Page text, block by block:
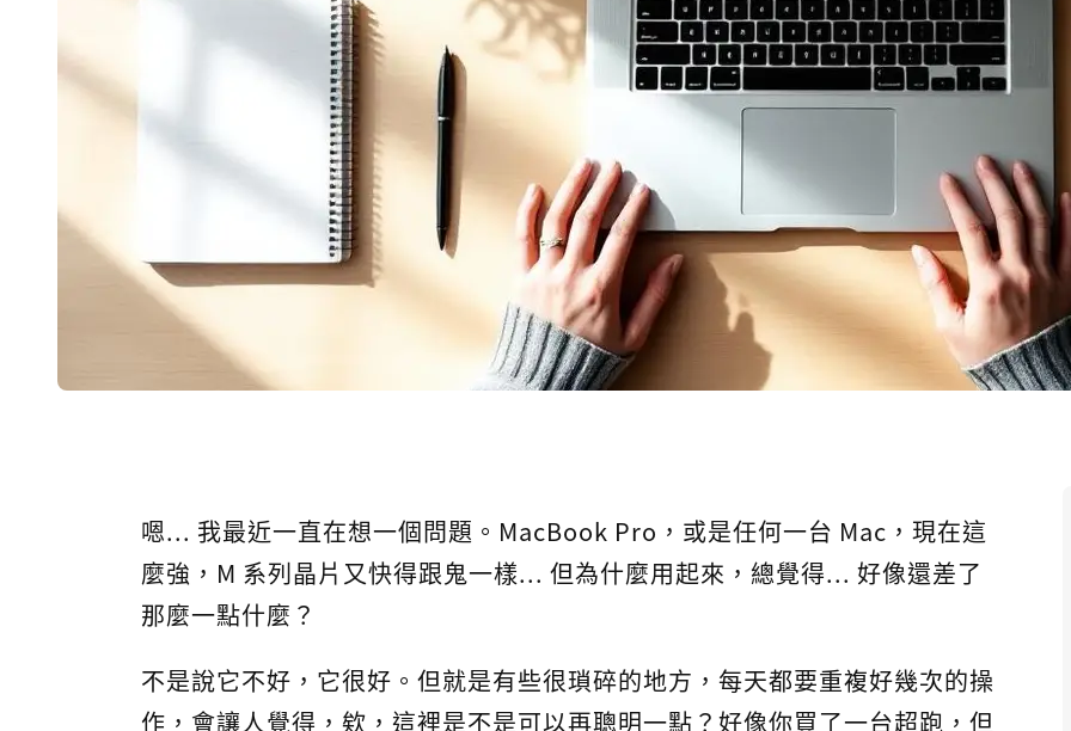
嗯... 我最近一直在想一個問題。MacBook Pro，或是任何一台 Mac，現在這
麼強，M 系列晶片又快得跟鬼一樣... 但為什麼用起來，總覺得... 好像還差了
那麼一點什麼？
不是說它不好，它很好。但就是有些很瑣碎的地方，每天都要重複好幾次的操
作，會讓人覺得，欸，這裡是不是可以再聰明一點？好像你買了一台超跑，但